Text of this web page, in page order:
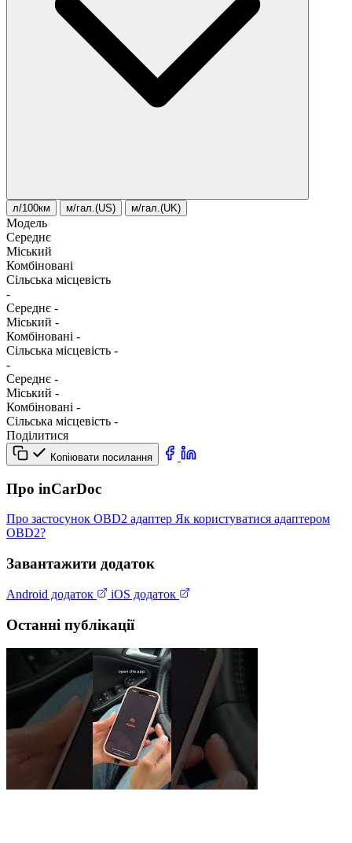
л/100км м/гал.(US) м/гал.(UK)
Модель
Середнє
Міський
Комбіновані
Сільська місцевість
-
Середнє -
Міський -
Комбіновані -
Сільська місцевість -
-
Середнє -
Міський -
Комбіновані -
Сільська місцевість -
Поділитися
Копіювати посилання
Про inCarDoc
Про застосунок OBD2 адаптер Як користуватися адаптером
OBD2?
Завантажити додаток
Android додаток iOS додаток
Останні публікації